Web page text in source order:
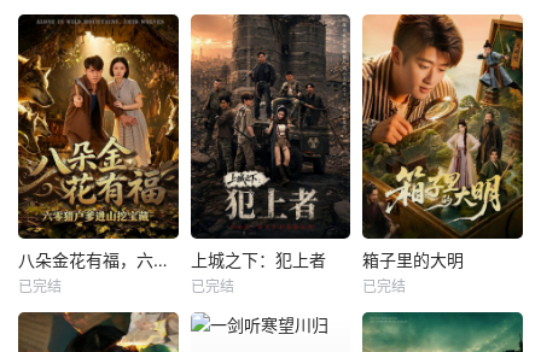
八朵金花有福，六零猎户爹进山挖宝藏
已完结
上城之下：犯上者
已完结
箱子里的大明
已完结